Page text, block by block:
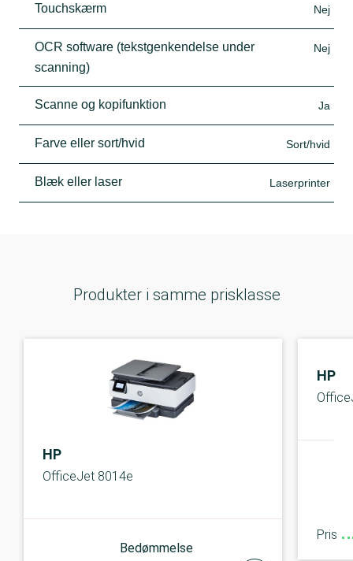
Touchskærm Nej
OCR software (tekstgenkendelse under
scanning)
Nej
Scanne og kopifunktion Ja
Farve eller sort/hvid Sort/hvid
Blæk eller laser Laserprinter
Produkter i samme prisklasse
HP
OfficeJet 8014e
Bedømmelse
HP
Pris